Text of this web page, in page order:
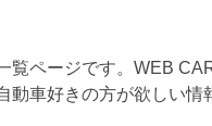
覧ページです。WEB
車好きの方が欲しい情